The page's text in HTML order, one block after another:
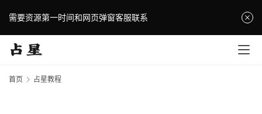
需要资源第一时间和网页弹窗客服联系
首页 占星教程